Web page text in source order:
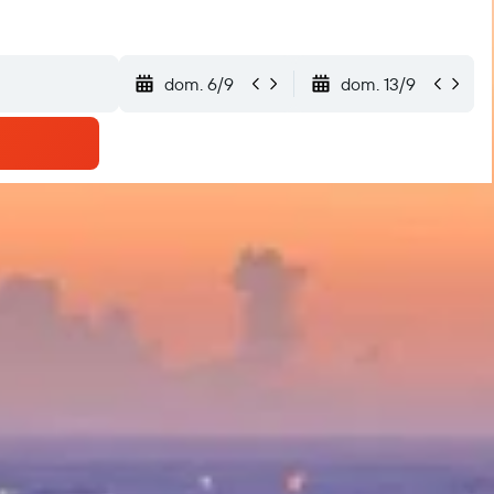
dom. 6/9 dom. 13/9